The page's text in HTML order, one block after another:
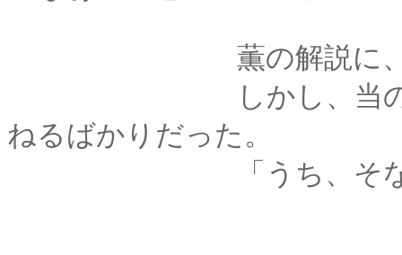
薫の解説に、剣心も
しかし、当の妙はひ
ねるばかりだった。
「うち、そないなふ